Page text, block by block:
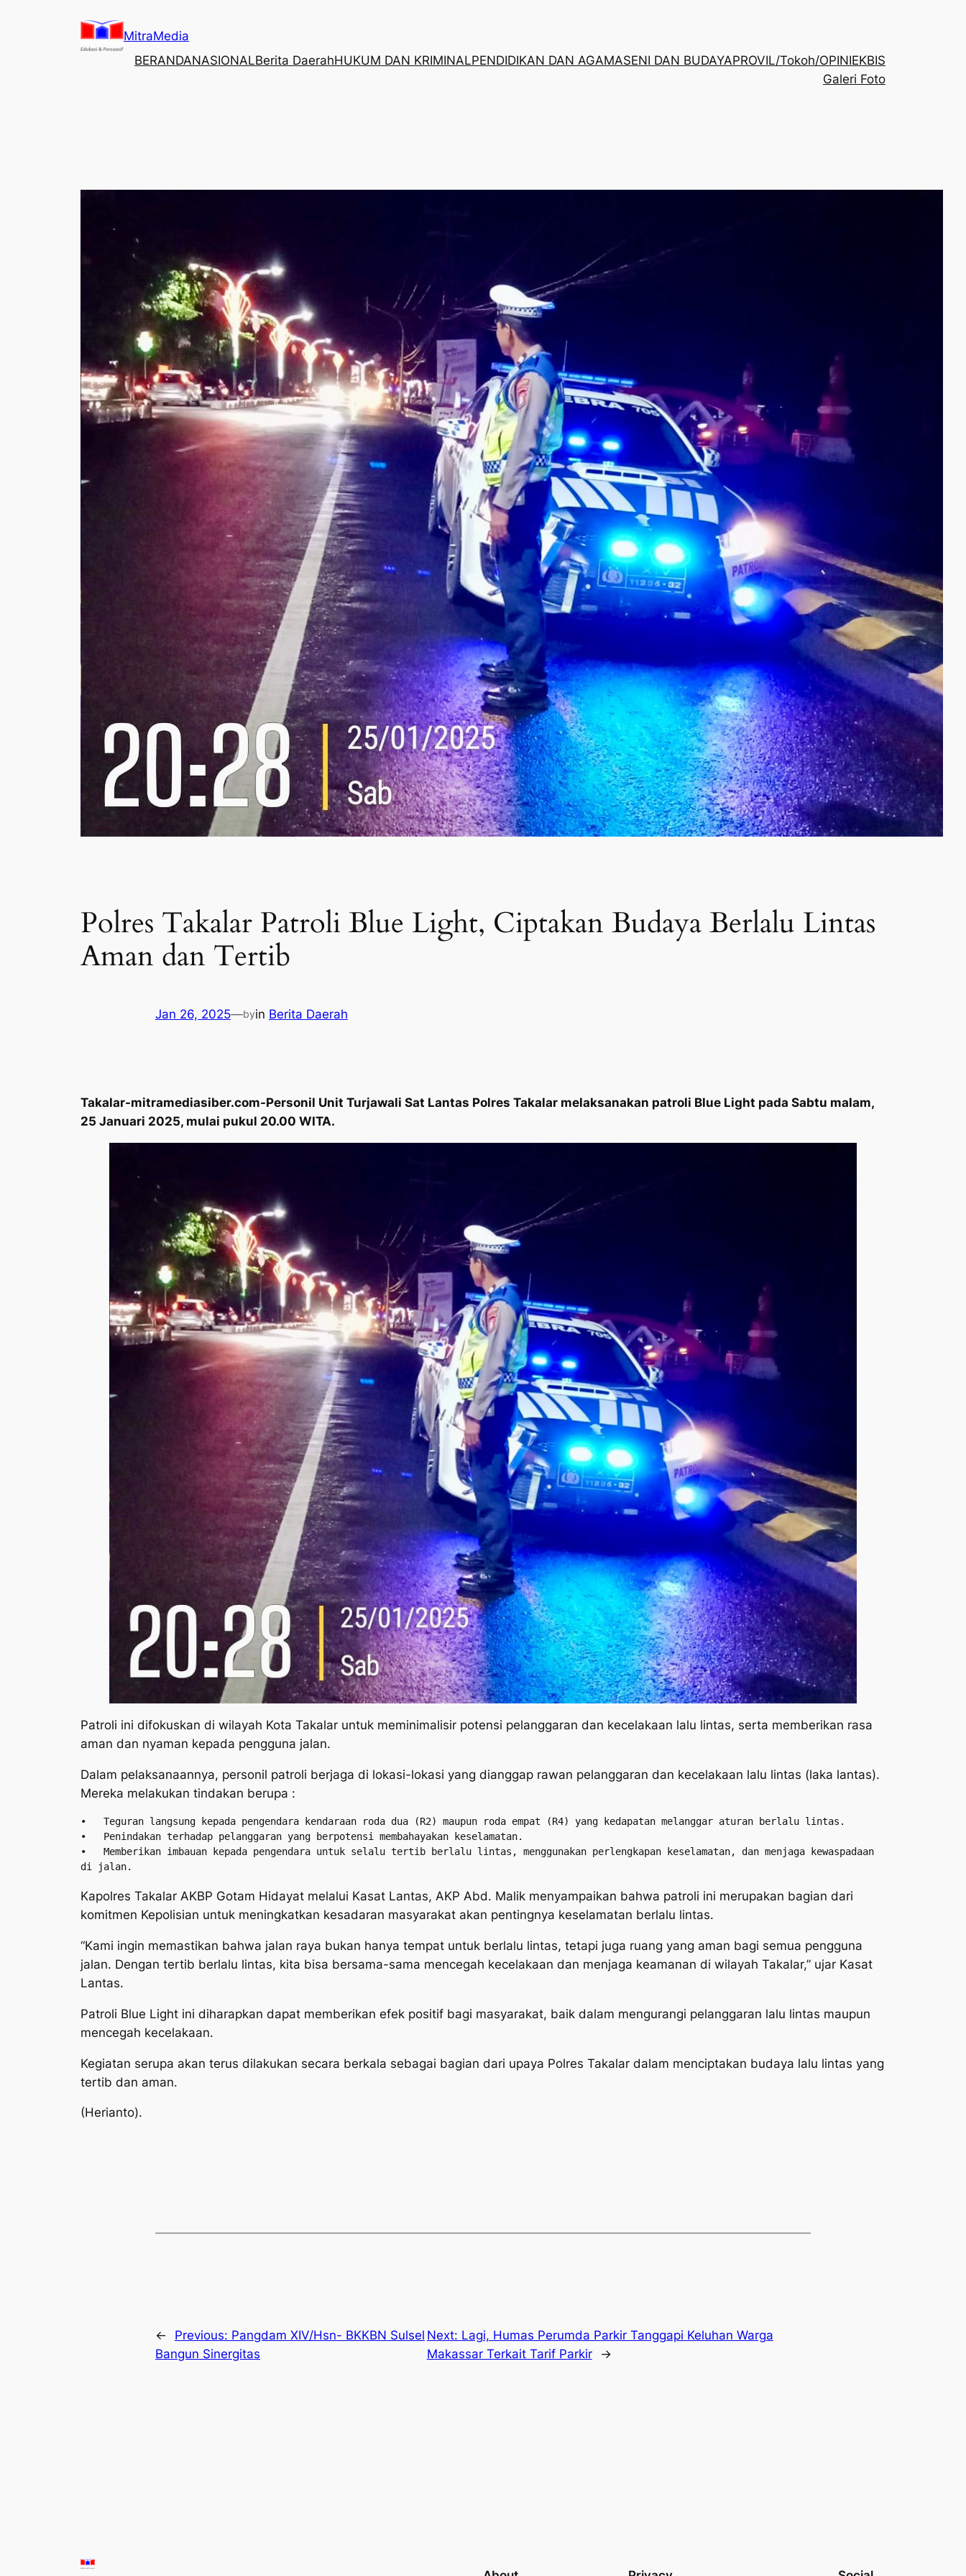
MitraMedia
BERANDANASIONALBerita DaerahHUKUM DAN KRIMINALPENDIDIKAN DAN AGAMASENI DAN BUDAYAPROVIL/Tokoh/OPINIEKBIS
Galeri Foto
Polres Takalar Patroli Blue Light, Ciptakan Budaya Berlalu Lintas
Aman dan Tertib
Jan 26, 2025—byin Berita Daerah
Takalar-mitramediasiber.com-Personil Unit Turjawali Sat Lantas Polres Takalar melaksanakan patroli Blue Light pada Sabtu malam,
25 Januari 2025, mulai pukul 20.00 WITA.
Patroli ini difokuskan di wilayah Kota Takalar untuk meminimalisir potensi pelanggaran dan kecelakaan lalu lintas, serta memberikan rasa
aman dan nyaman kepada pengguna jalan.
Dalam pelaksanaannya, personil patroli berjaga di lokasi-lokasi yang dianggap rawan pelanggaran dan kecelakaan lalu lintas (laka lantas).
Mereka melakukan tindakan berupa :
•   Teguran langsung kepada pengendara kendaraan roda dua (R2) maupun roda empat (R4) yang kedapatan melanggar aturan berlalu lintas.
•   Penindakan terhadap pelanggaran yang berpotensi membahayakan keselamatan.
•   Memberikan imbauan kepada pengendara untuk selalu tertib berlalu lintas, menggunakan perlengkapan keselamatan, dan menjaga kewaspadaan
di jalan.
Kapolres Takalar AKBP Gotam Hidayat melalui Kasat Lantas, AKP Abd. Malik menyampaikan bahwa patroli ini merupakan bagian dari
komitmen Kepolisian untuk meningkatkan kesadaran masyarakat akan pentingnya keselamatan berlalu lintas.
“Kami ingin memastikan bahwa jalan raya bukan hanya tempat untuk berlalu lintas, tetapi juga ruang yang aman bagi semua pengguna
jalan. Dengan tertib berlalu lintas, kita bisa bersama-sama mencegah kecelakaan dan menjaga keamanan di wilayah Takalar,” ujar Kasat
Lantas.
Patroli Blue Light ini diharapkan dapat memberikan efek positif bagi masyarakat, baik dalam mengurangi pelanggaran lalu lintas maupun
mencegah kecelakaan.
Kegiatan serupa akan terus dilakukan secara berkala sebagai bagian dari upaya Polres Takalar dalam menciptakan budaya lalu lintas yang
tertib dan aman.
(Herianto).
← Previous: Pangdam XIV/Hsn- BKKBN Sulsel
Bangun Sinergitas
Next: Lagi, Humas Perumda Parkir Tanggapi Keluhan Warga
Makassar Terkait Tarif Parkir
→